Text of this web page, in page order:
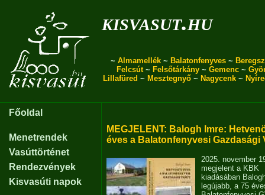
kisvasut.hu
~ Almamellék ~ Balatonfenyves ~
Felcsút~ Felsőtárkány ~ Gemenc ~
Lillafüred ~ Mesztegnyő ~ Nagycenk ~
Főoldal
Menetrendek
Vasúttörténet
Rendezvények
Kisvasúti napok
MEGJELENT: Balogh Imre:
éves a Balatonfenyvesi Gazdasági
2025. november
megjelent a KBK
kiadásában
legújabb, a 75